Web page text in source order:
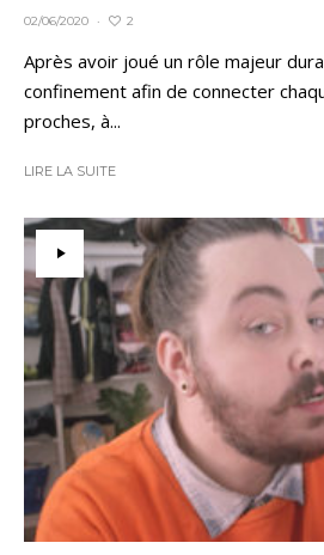
02/06/2020 · 2
Après avoir joué un rôle majeur
confinement afin de connecter
proches, à...
LIRE LA SUITE